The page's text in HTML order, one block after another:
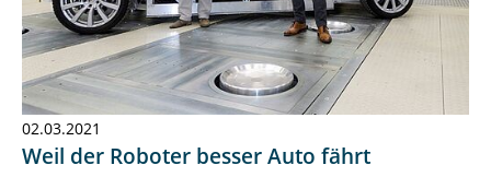
02.03.2021
Weil der Roboter besser Auto fährt